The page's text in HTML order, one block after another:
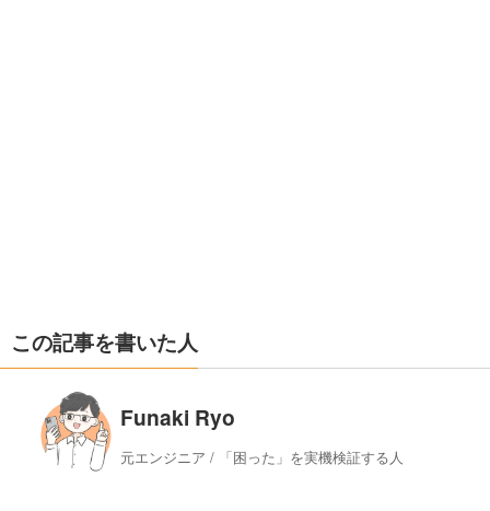
この記事を書いた人
Funaki Ryo
元エンジニア / 「困った」を実機検証する人